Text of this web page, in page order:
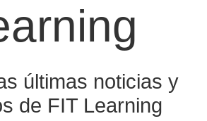
últimas noticias y
de FIT Learning